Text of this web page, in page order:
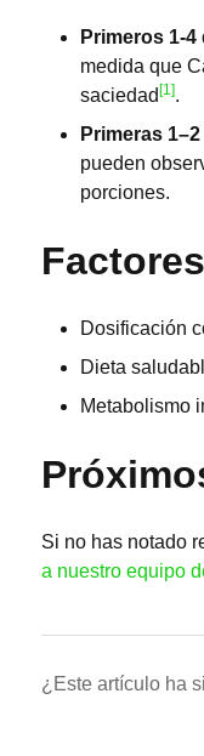
Primeros 1-4
medida que
saciedad [1].
Primeras
pueden
porciones.
Dosificación
Dieta
Metabolismo
Si no has notado
a nuestro equipo
¿Este artículo ha